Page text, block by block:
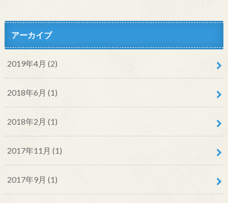
アーカイブ
2019年4月 (2)
2018年6月 (1)
2018年2月 (1)
2017年11月 (1)
2017年9月 (1)